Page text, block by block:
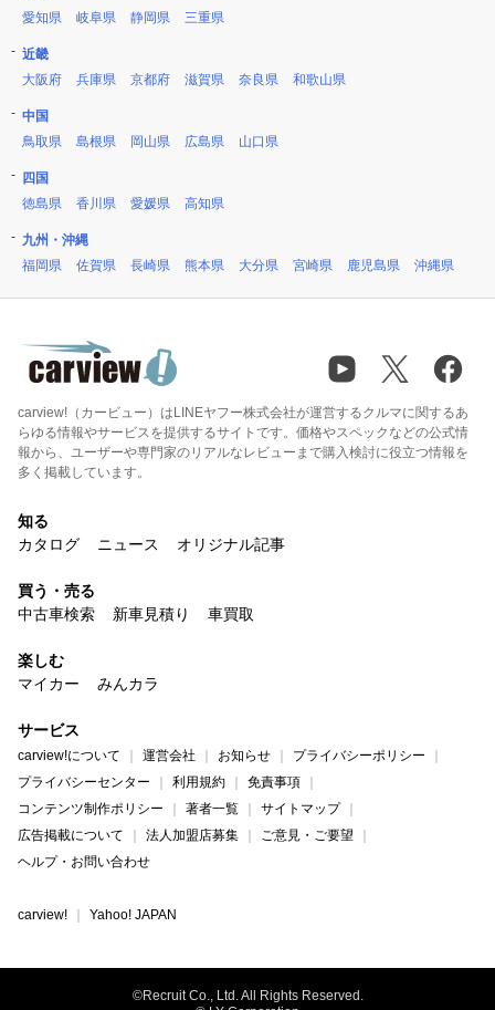
愛知県
岐阜県 静岡県 三重県
近畿
大阪府
兵庫県 京都府 滋賀県 奈良県 和歌山県
中国
鳥取県
島根県 岡山県 広島県 山口県
四国
徳島県
香川県 愛媛県 高知県
九州・沖縄
福岡県
佐賀県 長崎県 熊本県 大分県 宮崎県 鹿児島県 沖縄県
carview!（カービュー）はLINEヤフー株式会社が運営するクルマに関するあ
らゆる情報やサービスを提供するサイトです。価格やスペックなどの公式情
報から、ユーザーや専門家のリアルなレビューまで購入検討に役立つ情報を
多く掲載しています。
知る
カタログ
ニュース オリジナル記事
買う・売る
中古車検索
新車見積り 車買取
楽しむ
マイカー
みんカラ
サービス
carview!について 運営会社 お知らせ
プライバシーポリシー
プライバシーセンター
利用規約
免責事項
コンテンツ制作ポリシー
著者一覧
サイトマップ
広告掲載について
法人加盟店募集
ご意見・ご要望
ヘルプ・お問い合わせ
carview! Yahoo! JAPAN
©Recruit Co., Ltd. All Rights Reserved.